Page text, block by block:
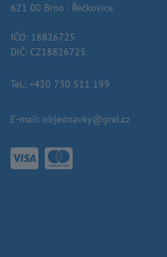
621 00 Brno - Řečkovice
IČO: 18826725
DIČ: CZ18826725
Tel.: +420 730 511 199
E-mail: objednavky@grel.cz